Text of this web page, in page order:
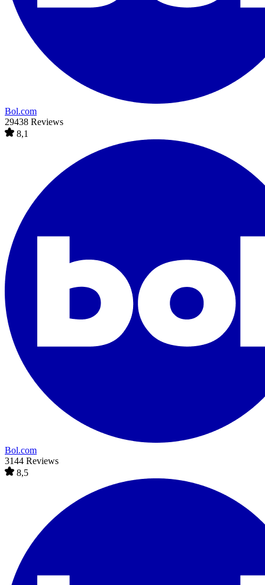
Bol.com
29438 Reviews
8,1
Bol.com
3144 Reviews
8,5